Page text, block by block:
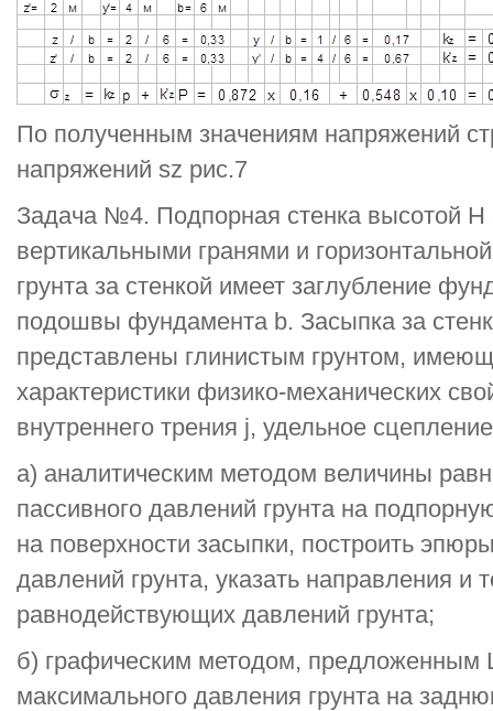
По полученным значениям напряжений
напряжений sz рис.7
Задача №4. Подпорная стенка высотой Н
вертикальными гранями и
грунта за стенкой имеет заглубление
подошвы фундамента b. Засыпка за
представлены глинистым грунтом,
характеристики физико-механических
внутреннего трения j, удельное
а) аналитическим методом величины
пассивного давлений грунта на
на поверхности засыпки, построить
давлений грунта, указать направления и
равнодействующих давлений грунта;
б) графическим методом, предложенным
максимального давления грунта на